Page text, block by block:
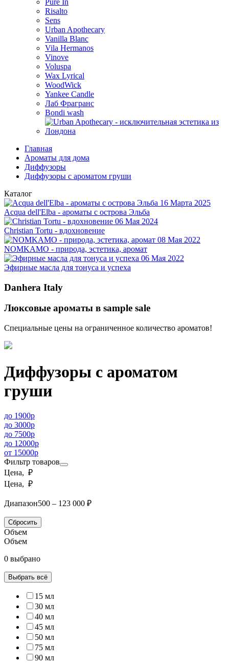
Pure In
Risalto
Sens
Urban Apothecary
Vanilla Blanc
Vila Hermanos
Vinove
Voluspa
Wax Lyrical
WoodWick
Yankee Candle
Лаб Фрагранс
Bondi wash
Главная
Ароматы для дома
Диффузоры
Диффузоры с ароматом груши
Каталог
16 Марта 2025
Acqua dell'Elba - ароматы с острова Эльба
06 Мая 2024
Christian Tortu - вдохновение
08 Мая 2022
NOMKAMO - природа, эстетика, аромат
06 Мая 2022
Эфирные масла для тонуса и успеха
Danhera Italy
Люксовые ароматы в sample sale
Специальные цены на ограниченное количество ароматов!
Диффузоры с ароматом
груши
до 1900р
до 3000р
до 7500р
до 12000р
от 15000р
Фильтр товаров
Цена, ₽
Цена, ₽
Диапазон500 – 123 000 ₽
Сбросить
Объем
Объем
0 выбрано
Выбрать всё
15 мл
30 мл
40 мл
45 мл
50 мл
75 мл
90 мл